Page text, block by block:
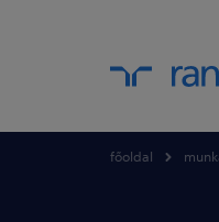
főoldal